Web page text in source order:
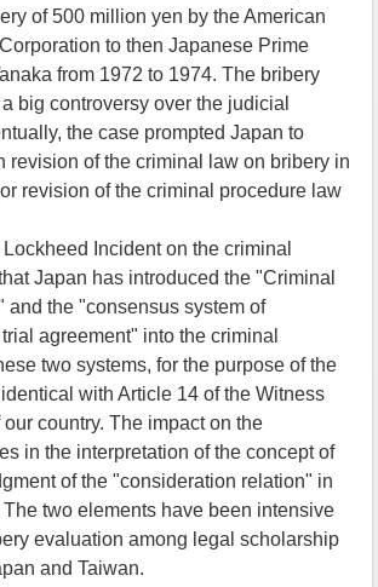
of 500 million yen by the American
to then Japanese Prime
from 1972 to 1974. The bribery
big controversy over the judicial
the case prompted Japan to
revision of the criminal law on bribery in
revision of the criminal procedure law
Incident on the criminal
Japan has introduced the "Criminal
and the "consensus system of
agreement" into the criminal
two systems, for the purpose of the
with Article 14 of the Witness
country. The impact on the
in the interpretation of the concept of
of the "consideration relation" in
two elements have been intensive
evaluation among legal scholarship
and Taiwan.